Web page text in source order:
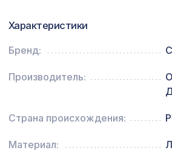
28, 1030х695мм, ХДФ, бук
Карниз KX030, 30х20,
Характеристики
Бренд:
Производитель:
Страна происхождения:
Материал: